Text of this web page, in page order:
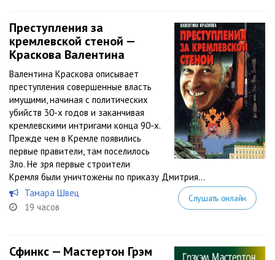
Преступления за
кремлевской стеной —
Краскова Валентина
Валентина Краскова описывает
преступления совершенные власть
имущими, начиная с политических
убийств 30-х годов и заканчивая
кремлевскими интригами конца 90-х.
Прежде чем в Кремле появились
первые правители, там поселилось
Зло. Не зря первые строители
Кремля были уничтожены по приказу Дмитрия...
Тамара Швец
19 часов
Слушать онлайн
Сфинкс — Мастертон Грэм